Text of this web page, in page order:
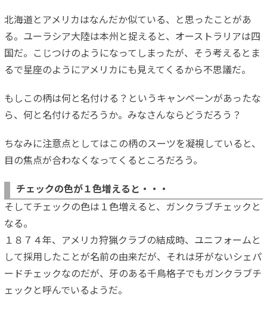
北海道とアメリカはなんだか似ている、と思ったことがあ
る。ユーラシア大陸は本州と捉えると、オーストラリアは四
国だ。こじつけのようになってしまったが、そう考えるとま
るで星座のようにアメリカにも見えてくるから不思議だ。
もしこの柄は何と名付ける？というキャンペーンがあったな
ら、何と名付けるだろうか。みなさんならどうだろう？
ちなみに注意点としてはこの柄のスーツを凝視していると、
目の焦点が合わなくなってくるところだろう。
チェックの色が１色増えると・・・
そしてチェックの色は１色増えると、ガンクラブチェックと
なる。
１８７４年、アメリカ狩猟クラブの結成時、ユニフォームと
して採用したことが名前の由来だが、それは牙がないシェパ
ードチェックなのだが、牙のある千鳥格子でもガンクラブチ
ェックと呼んでいるようだ。